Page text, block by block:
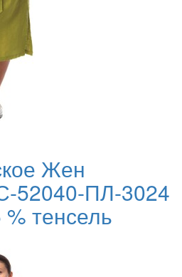
Жен
52040-ПЛ-3024
тенсель